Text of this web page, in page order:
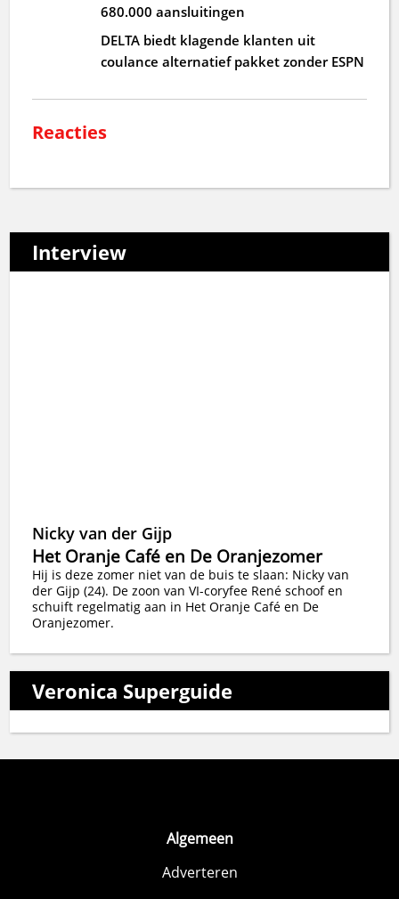
680.000 aansluitingen
DELTA biedt klagende klanten uit
coulance alternatief pakket zonder ESPN
Reacties
Interview
Nicky van der Gijp
Het Oranje Café en De Oranjezomer
Hij is deze zomer niet van de buis te slaan: Nicky van
der Gijp (24). De zoon van VI-coryfee René schoof en
schuift regelmatig aan in Het Oranje Café en De
Oranjezomer.
Veronica Superguide
Algemeen
Adverteren